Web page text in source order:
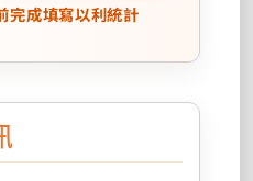
成填寫以利統計